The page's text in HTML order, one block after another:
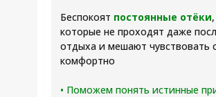
Беспокоят постоянные отёки,
которые не проходят даже
отдыха и мешают чувствовать
комфортно
• Поможем понять истинные